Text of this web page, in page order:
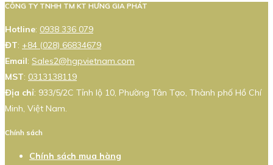
CÔNG TY TNHH TM KT HƯNG GIA PHÁT
Hotline: 0938 336 079
ĐT: +84 (028) 66834679
Email: Sales2@hgpvietnam.com
MST: 0313138119
Địa chỉ: 933/5/2C Tỉnh lộ 10, Phường Tân Tạo, Thành phố Hồ Chí
Minh, Việt Nam.
Chính sách
Chính sách mua hàng